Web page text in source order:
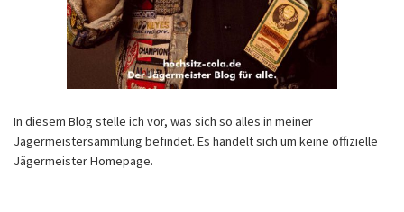
In diesem Blog stelle ich vor, was sich so alles in meiner
Jägermeistersammlung befindet. Es handelt sich um keine offizielle
Jägermeister Homepage.